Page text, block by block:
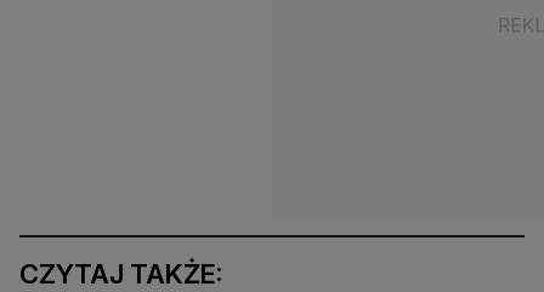
CZYTAJ TAKŻE: